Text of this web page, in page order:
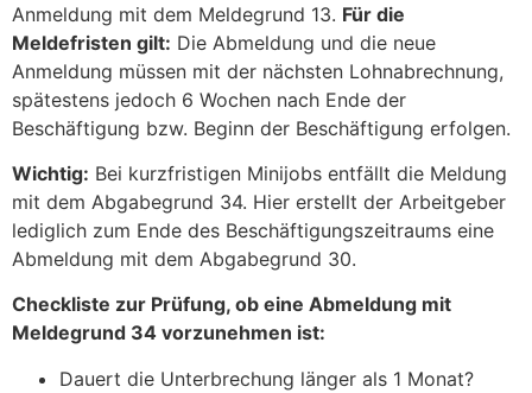
Anmeldung mit dem Meldegrund 13. Für die
Meldefristen gilt: Die Abmeldung und die neue
Anmeldung müssen mit der nächsten Lohnabrechnung,
spätestens jedoch 6 Wochen nach Ende der
Beschäftigung bzw. Beginn der Beschäftigung erfolgen.
Wichtig: Bei kurzfristigen Minijobs entfällt die Meldung
mit dem Abgabegrund 34. Hier erstellt der Arbeitgeber
lediglich zum Ende des Beschäftigungszeitraums eine
Abmeldung mit dem Abgabegrund 30.
Checkliste zur Prüfung, ob eine Abmeldung mit
Meldegrund 34 vorzunehmen ist:
Dauert die Unterbrechung länger als 1 Monat?